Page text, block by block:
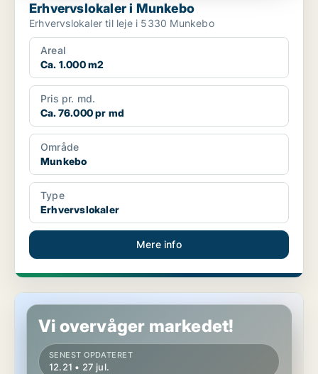
Erhvervslokaler i Munkebo
Erhvervslokaler til leje i 5330 Munkebo
Areal
Ca. 1.000 m2
Pris pr. md.
Ca. 76.000 pr md
Område
Munkebo
Type
Erhvervslokaler
Mere info
Kontor i Munkebo
Vi overvåger markedet!
SENEST OPDATERET
12.21 • 27 jul.